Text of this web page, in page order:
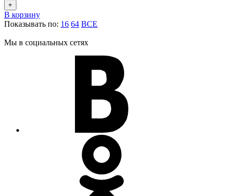
+
В корзину
Показывать по: 16 64 ВСЕ
Мы в социальных сетях